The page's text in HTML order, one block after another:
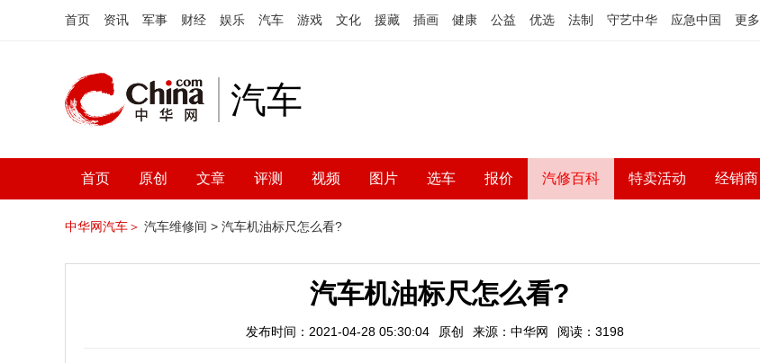
首页 资讯 军事 财经 娱乐 汽车 游戏 文化 援藏 插画 健康 公益 优选 法制 守艺中华 应急中国 更多
汽车
首页 原创 文章 评测 视频 图片 选车 报价 汽修百科 特卖活动 经销商
中华网汽车＞ 汽车维修间 > 汽车机油标尺怎么看?
汽车机油标尺怎么看?
发布时间：2021-04-28 05:30:04 原创 来源：中华网 阅读：3198